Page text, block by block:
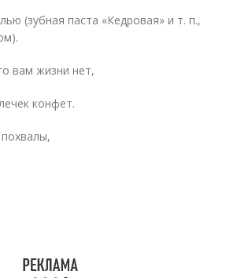
(зубная паста «Кедровая» и т. п.,
вам жизни нет,
конфет.